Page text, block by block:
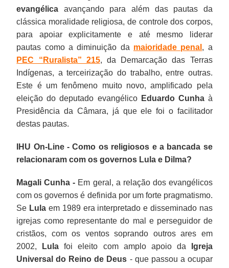
evangélica avançando para além das pautas da
clássica moralidade religiosa, de controle dos corpos,
para apoiar explicitamente e até mesmo liderar
pautas como a diminuição da maioridade penal , a
PEC “Ruralista” 215, da Demarcação das Terras
Indígenas, a terceirização do trabalho, entre outras.
Este é um fenômeno muito novo, amplificado pela
eleição do deputado evangélico Eduardo Cunhaà
Presidência da Câmara, já que ele foi o facilitador
destas pautas.
IHU On-Line - Como os religiosos e a bancada se
relacionaram com os governos Lula e Dilma?
Magali Cunha - Em geral, a relação dos evangélicos
com os governos é definida por um forte pragmatismo.
Se Lula em 1989 era interpretado e disseminado nas
igrejas como representante do mal e perseguidor de
cristãos, com os ventos soprando outros ares em
2002,
Lula foi eleito com amplo apoio da
Igreja
Universal do Reino de Deus - que passou a ocupar